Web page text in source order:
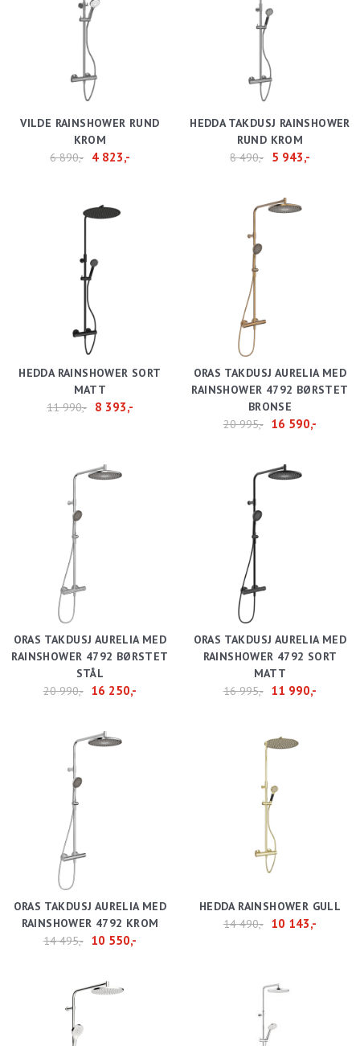
VILDE RAINSHOWER RUND
KROM
6 890,-
4 823,-
HEDDA TAKDUSJ RAINSHOWER
RUND KROM
8 490,-
5 943,-
HEDDA RAINSHOWER SORT
MATT
11 990,-
8 393,-
ORAS TAKDUSJ AURELIA MED
RAINSHOWER 4792 BØRSTET
BRONSE
20 995,- 16 590,-
ORAS TAKDUSJ AURELIA MED
RAINSHOWER 4792 BØRSTET
STÅL
20 990,- 16 250,-
ORAS TAKDUSJ AURELIA MED
RAINSHOWER 4792 SORT
MATT
16 995,- 11 990,-
ORAS TAKDUSJ AURELIA MED
RAINSHOWER 4792 KROM
14 495,- 10 550,-
HEDDA RAINSHOWER GULL
14 490,- 10 143,-